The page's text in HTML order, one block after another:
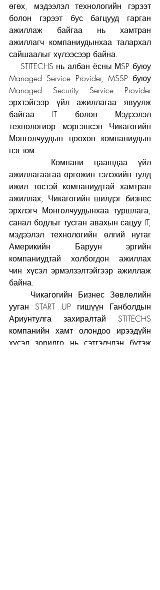
өгөх, мэдээлэл технологийн гэрээт
болон гэрээт бус багцууд гарган
ажиллаж байгаа нь хамтран
ажиллагч компаниудынхаа талархал
сайшаалыг хүлээсээр байна.
Managed Service Provider, MSSP буюу
Managed Security Service Provider
эрхтэйгээр үйл ажиллагаа явуулж
байгаа IT болон Мэдээлэл
технологиор мэргэшсэн Чикагогийн
Монголчуудын цөөхөн компаниудын
нэг юм.
ажиллагаагаа өргөжин тэлэхийн тулд
ижил төстэй компаниудтай хамтран
ажиллах, Чикагогийн шилдэг бизнес
эрхлэгч Монголчуудынхаа туршлага,
санал бодлыг тусган авахын сацуу IT,
мэдээлэл технологийн өлгий нутаг
Америкийн Баруун эргийн
компаниудтай холбогдон ажиллах
чин хүсэл эрмэлзэлтэйгээр ажиллаж
байна.
ууган START UP гишүүн Ганболдын
Ариунтулга захиралтай STITECHS
компанийн хамт олондоо ирээдүйн
хүсэл зорилго нь сэтгэлчлэн бүтэж